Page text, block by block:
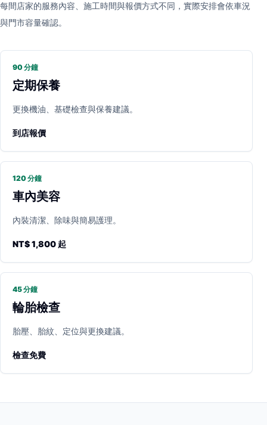
每間店家的服務內容、施工時間與報價方式不同，實際安排會依車況
與門市容量確認。
90 分鐘
定期保養
更換機油、基礎檢查與保養建議。
到店報價
120 分鐘
車內美容
內裝清潔、除味與簡易護理。
NT$ 1,800 起
45 分鐘
輪胎檢查
胎壓、胎紋、定位與更換建議。
檢查免費